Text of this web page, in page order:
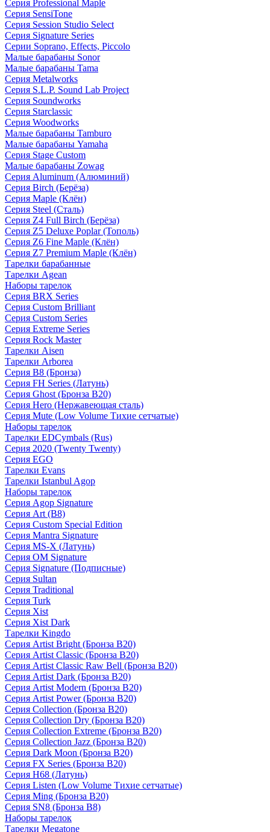
Серия Professional Maple
Серия SensiTone
Серия Session Studio Select
Серия Signature Series
Серии Soprano, Effects, Piccolo
Малые барабаны Sonor
Малые барабаны Tama
Серия Metalworks
Серия S.L.P. Sound Lab Project
Серия Soundworks
Серия Starclassic
Серия Woodworks
Малые барабаны Tamburo
Малые барабаны Yamaha
Серия Stage Custom
Малые барабаны Zowag
Серия Aluminum (Алюминий)
Серия Birch (Берёза)
Серия Maple (Клён)
Серия Steel (Сталь)
Серия Z4 Full Birch (Берёза)
Серия Z5 Deluxe Poplar (Тополь)
Серия Z6 Fine Maple (Клён)
Серия Z7 Premium Maple (Клён)
Тарелки барабанные
Тарелки Agean
Наборы тарелок
Серия BRX Series
Серия Custom Brilliant
Серия Custom Series
Серия Extreme Series
Серия Rock Master
Тарелки Aisen
Тарелки Arborea
Серия B8 (Бронза)
Серия FH Series (Латунь)
Серия Ghost (Бронза B20)
Серия Hero (Нержавеющая сталь)
Серия Mute (Low Volume Тихие сетчатые)
Наборы тарелок
Тарелки EDCymbals (Rus)
Серия 2020 (Twenty Twenty)
Серия EGO
Тарелки Evans
Тарелки Istanbul Agop
Наборы тарелок
Серия Agop Signature
Серия Art (B8)
Серия Custom Special Edition
Серия Mantra Signature
Серия MS-X (Латунь)
Серия OM Signature
Серия Signature (Подписные)
Серия Sultan
Серия Traditional
Серия Turk
Серия Xist
Серия Xist Dark
Тарелки Kingdo
Серия Artist Bright (Бронза B20)
Серия Artist Classic (Бронза B20)
Серия Artist Classic Raw Bell (Бронза B20)
Серия Artist Dark (Бронза B20)
Серия Artist Modern (Бронза B20)
Серия Artist Power (Бронза B20)
Серия Collection (Бронза B20)
Серия Collection Dry (Бронза B20)
Серия Collection Extreme (Бронза B20)
Серия Collection Jazz (Бронза B20)
Серия Dark Moon (Бронза B20)
Серия FX Series (Бронза B20)
Серия H68 (Латунь)
Серия Listen (Low Volume Тихие сетчатые)
Серия Ming (Бронза B20)
Серия SN8 (Бронза B8)
Наборы тарелок
Тарелки Megatone